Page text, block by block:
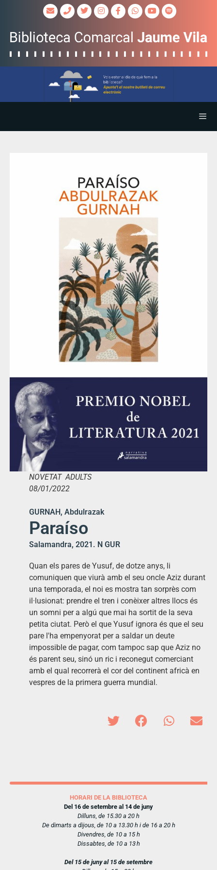
NOVETAT ADULTS
08/01/2022
GURNAH, Abdulrazak
Paraíso
Salamandra, 2021. N GUR
Quan els pares de Yusuf, de dotze anys, li
comuniquen que viurà amb el seu oncle Aziz durant
una temporada, el noi es mostra tan sorprès com
il·lusionat: prendre el tren i conèixer altres llocs és
un somni per a algú que mai ha sortit de la seva
petita ciutat. Però el que Yusuf ignora és que el seu
pare l'ha empenyorat per a saldar un deute
impossible de pagar, com tampoc sap que Aziz no
és parent seu, sinó un ric i reconegut comerciant
amb el qual recorrerà el cor del continent africà en
vespres de la primera guerra mundial.
HORARI DE LA BIBLIOTECA
Del 16 de setembre al 14 de juny
Dilluns, de 15.30 a 20 h
De dimarts a dijous, de 10 a 13.30 h i de 16 a 20 h
Divendres, de 10 a 15 h
Dissabtes, de 10 a 13 h
Del 15 de juny al 15 de setembre